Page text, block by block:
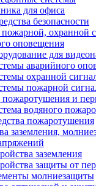
для офиса
безопасности
охранной
оповещения
для
аварийного
охранной
пожарной
пожаротушения и
водяного
пожаротушения
заземления,
заземления
защиты от
молниезащиты